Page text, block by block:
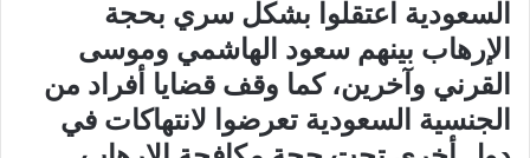
السعودية اعتقلوا بشكل سري بحجة
الإرهاب بينهم سعود الهاشمي وموسى
القرني وآخرين، كما وقف قضايا أفراد من
الجنسية السعودية تعرضوا لانتهاكات في